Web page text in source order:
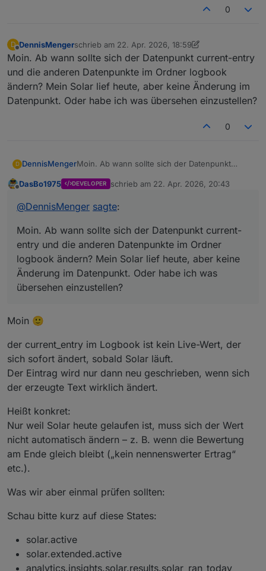
0
D
Offline
DennisMengerschrieb am 22. Apr. 2026, 18:59
zuletzt editiert von DennisMenger
Moin. Ab wann sollte sich der Datenpunkt current-entry
und die anderen Datenpunkte im Ordner logbook
ändern? Mein Solar lief heute, aber keine Änderung im
Datenpunkt. Oder habe ich was übersehen einzustellen?
0
D DennisMengerMoin. Ab wann sollte sich der Datenpunkt
Ordner logbook ändern? Mein Solar lief heute,
habe ich was übersehen einzustellen?
DasBo1975 DEVELOPER schrieb am 22. Apr. 2026, 20:43
zuletzt editiert von
@DennisMenger sagte:
Moin. Ab wann sollte sich der Datenpunkt current-
entry und die anderen Datenpunkte im Ordner
logbook ändern? Mein Solar lief heute, aber keine
Änderung im Datenpunkt. Oder habe ich was
übersehen einzustellen?
Moin 🙂
der current_entry im Logbook ist kein Live-Wert, der
sich sofort ändert, sobald Solar läuft.
Der Eintrag wird nur dann neu geschrieben, wenn sich
der erzeugte Text wirklich ändert.
Heißt konkret:
Nur weil Solar heute gelaufen ist, muss sich der Wert
nicht automatisch ändern – z. B. wenn die Bewertung
am Ende gleich bleibt („kein nennenswerter Ertrag“
etc.).
Was wir aber einmal prüfen sollten:
Schau bitte kurz auf diese States:
solar.active
solar.extended.active
analytics.insights.solar.results.solar_ran_today